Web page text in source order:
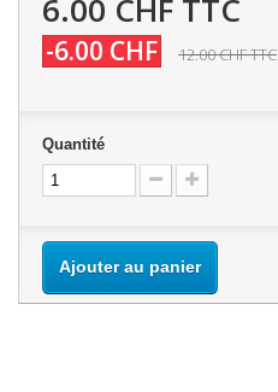
6.00 CHF TTC
-6.00 CHF 12.00 CHFTTC
Quantité
Ajouter au panier